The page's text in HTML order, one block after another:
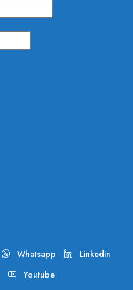
Whatsapp
Linkedin
Youtube